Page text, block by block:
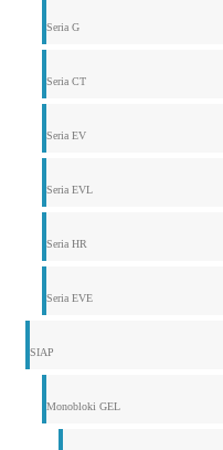
Seria G
Seria CT
Seria EV
Seria EVL
Seria HR
Seria EVE
SIAP
Monobloki GEL